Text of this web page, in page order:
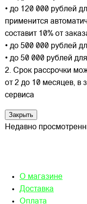
• до 120 000 рублей
применится
составит 10% от
• до 500 000 рублей
• до 50 000 рублей
2. Срок рассрочки
от 2 до 10 месяцев, в
сервиса
Закрыть
Недавно
О магазине
Доставка
Оплата